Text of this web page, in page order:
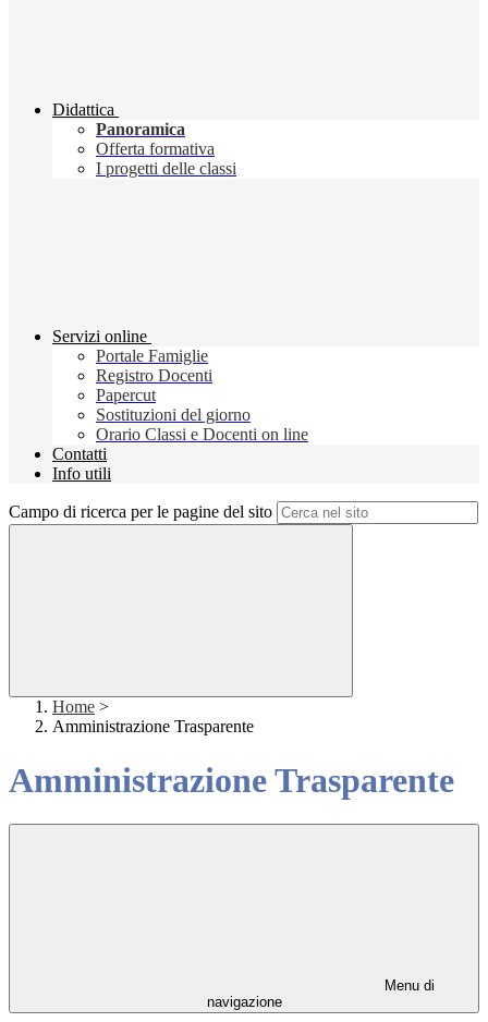
Didattica
Panoramica
Offerta formativa
I progetti delle classi
Servizi online
Portale Famiglie
Registro Docenti
Papercut
Sostituzioni del giorno
Orario Classi e Docenti on line
Contatti
Info utili
Campo di ricerca per le pagine del sito
Home >
Amministrazione Trasparente
Amministrazione Trasparente
Menu di
navigazione